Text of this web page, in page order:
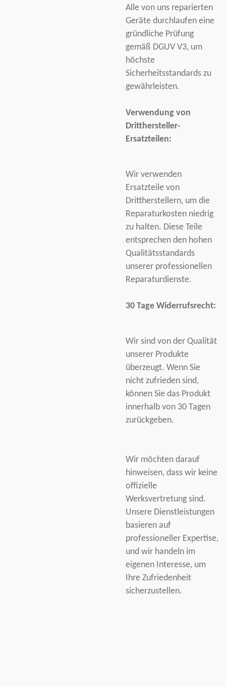
Alle von uns reparierten
Geräte durchlaufen eine
gründliche Prüfung
gemäß DGUV V3, um
höchste
Sicherheitsstandards zu
gewährleisten.
Verwendung von
Dritthersteller-
Ersatzteilen:
Wir verwenden
Ersatzteile von
Drittherstellern, um die
Reparaturkosten niedrig
zu halten. Diese Teile
entsprechen den hohen
Qualitätsstandards
unserer professionellen
Reparaturdienste.
30 Tage Widerrufsrecht:
Wir sind von der Qualität
unserer Produkte
überzeugt. Wenn Sie
nicht zufrieden sind,
können Sie das Produkt
innerhalb von 30 Tagen
zurückgeben.
Wir möchten darauf
hinweisen, dass wir keine
offizielle
Werksvertretung sind.
Unsere Dienstleistungen
basieren auf
professioneller Expertise,
und wir handeln im
eigenen Interesse, um
Ihre Zufriedenheit
sicherzustellen.